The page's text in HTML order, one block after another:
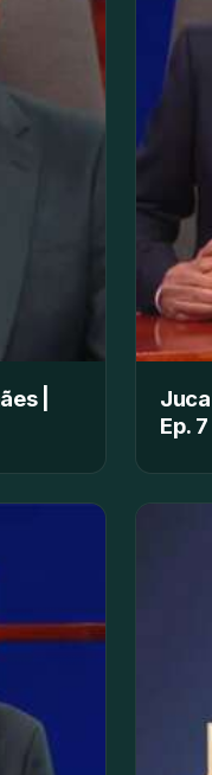
|
Ep. 7